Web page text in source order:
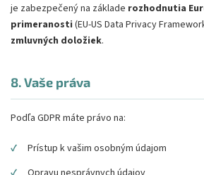
je zabezpečený na základe rozhodnutia
primeranosti (EU-US Data Privacy
zmluvných doložiek.
8. Vaše práva
Podľa GDPR máte právo na:
✓
Prístup k vašim osobným údajom